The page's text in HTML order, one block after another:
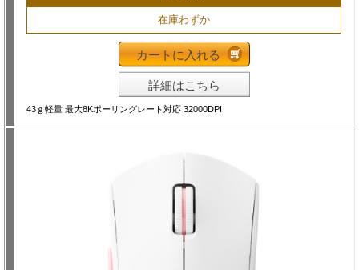
在庫わずか
カートに入れる
詳細はこちら
43ｇ軽量 最大8Kポーリングレート対応 32000DPI